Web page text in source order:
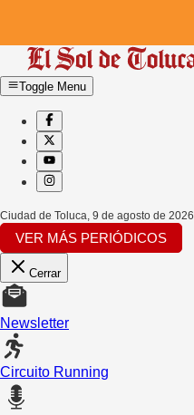
Toggle Menu
Ciudad de Toluca 9 de agosto de 2026
VER MÁS PERIÓDICOS
Cerrar
Newsletter
Circuito Running